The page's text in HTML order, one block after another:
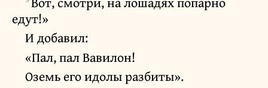
едут!»
И добавил:
«Пал, пал Вавилон!
Оземь его идолы разбиты».